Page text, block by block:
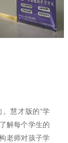
。慧才版的“学
解每个学生的
老师对孩子学